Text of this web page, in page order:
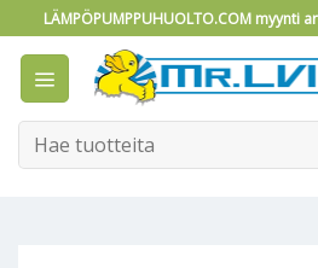
to
content
LÄMPÖPUMPPUHUOLTO.COM myynti
Etsi: